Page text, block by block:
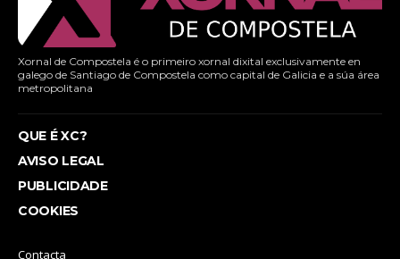
Xornal de Compostela é o primeiro xornal dixital exclusivamente en
galego de Santiago de Compostela como capital de Galicia e a súa área
metropolitana
QUE É XC?
AVISO LEGAL
PUBLICIDADE
COOKIES
Contacta